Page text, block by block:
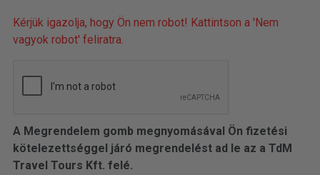
Kérjük igazolja, hogy Ön nem robot! Kattintson a 'Nem
vagyok robot' feliratra.
A Megrendelem gomb megnyomásával Ön fizetési
kötelezettséggel járó megrendelést ad le az a TdM
Travel Tours Kft. felé.